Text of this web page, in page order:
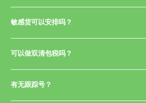
敏感货可以安排吗？
可以做双清包税吗？
有无跟踪号？